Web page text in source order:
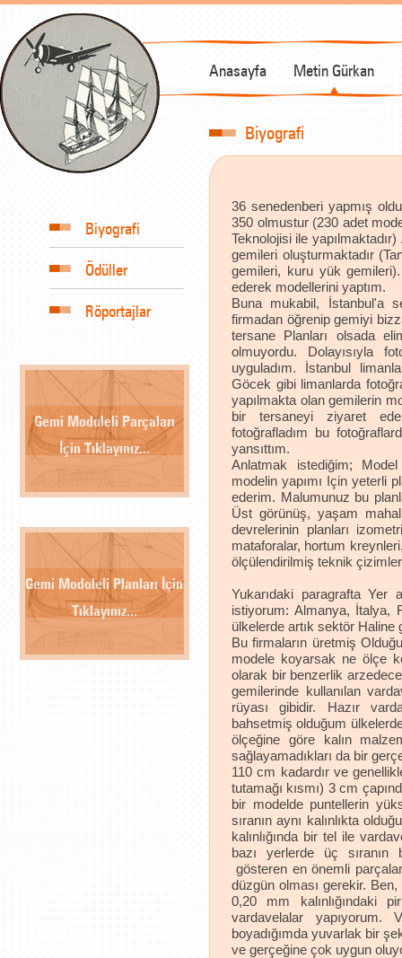
Anasayfa Metin Gürkan
Biyografi
Ödüller
Röportajlar
Gemi Modoleli Parçaları
İçin Tıklayınız...
Gemi Modoleli Planları İçin
Tıklayınız...
Biyografi
36 senedenberi yapmış
350 olmustur (230 adet
Teknolojisi ile
gemileri oluşturmaktadır
gemileri, kuru yük
ederek modellerini yaptım.
Buna mukabil, İstanbul'a
firmadan öğrenip gemiyi
tersane Planları olsada
olmuyordu. Dolayısıyla
uyguladım. İstanbul
Göcek gibi limanlarda
yapılmakta olan gemilerin
bir tersaneyi ziyaret
fotoğrafladım bu
yansıttım.
Anlatmak istediğim;
modelin yapımı Için yeterli
ederim. Malumunuz bu
Üst görünüş, yaşam
devrelerinin planları
mataforalar, hortum
ölçülendirilmiş teknik
Yukarıdaki paragrafta Yer
istiyorum: Almanya, İtalya,
ülkelerde artık sektör
Bu firmaların üretmiş
modele koyarsak ne ölçe
olarak bir benzerlik
gemilerinde kullanılan
rüyası gibidir. Hazır
bahsetmiş olduğum
ölçeğine göre kalın
sağlayamadıkları da bir
110 cm kadardır ve
tutamağı kısmı) 3 cm
bir modelde puntellerin
sıranın aynı kalınlıkta
kalınlığında bir tel ile
bazı yerlerde üç sıranın
gösteren en önemli
düzgün olması gerekir.
0,20 mm kalınlığındaki
vardavelalar
boyadığımda yuvarlak bir
ve gerçeğine çok uygun